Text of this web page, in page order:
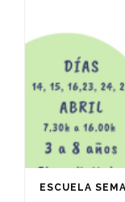
ESCUELA